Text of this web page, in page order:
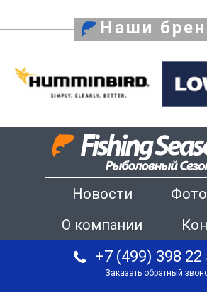
Наши
Новости
О компании
+7 (499) 398 22
Заказать обратный